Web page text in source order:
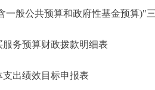
般公共预算和政府性基金预算)"
务预算财政拨款明细表
出绩效目标申报表